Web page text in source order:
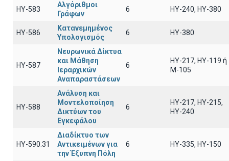
HY-583
Αλγόριθμοι
Γράφων
6 HY-240, HY-380
HY-586
Κατανεμημένος
Υπολογισμός
6 ΗΥ-380
ΗΥ-587
Νευρωνικά Δίκτυα
και Μάθηση
Ιεραρχικών
Αναπαραστάσεων
6
HY-217, HY-119 ή
Μ-105
ΗΥ-588
Ανάλυση και
Μοντελοποίηση
Δικτύων του
Εγκεφάλου
6
ΗΥ-217, ΗΥ-215,
ΗΥ-240
ΗΥ-590.31
Διαδίκτυο των
Αντικειμένων για
την Έξυπνη Πόλη
6 ΗΥ-335, ΗΥ-150